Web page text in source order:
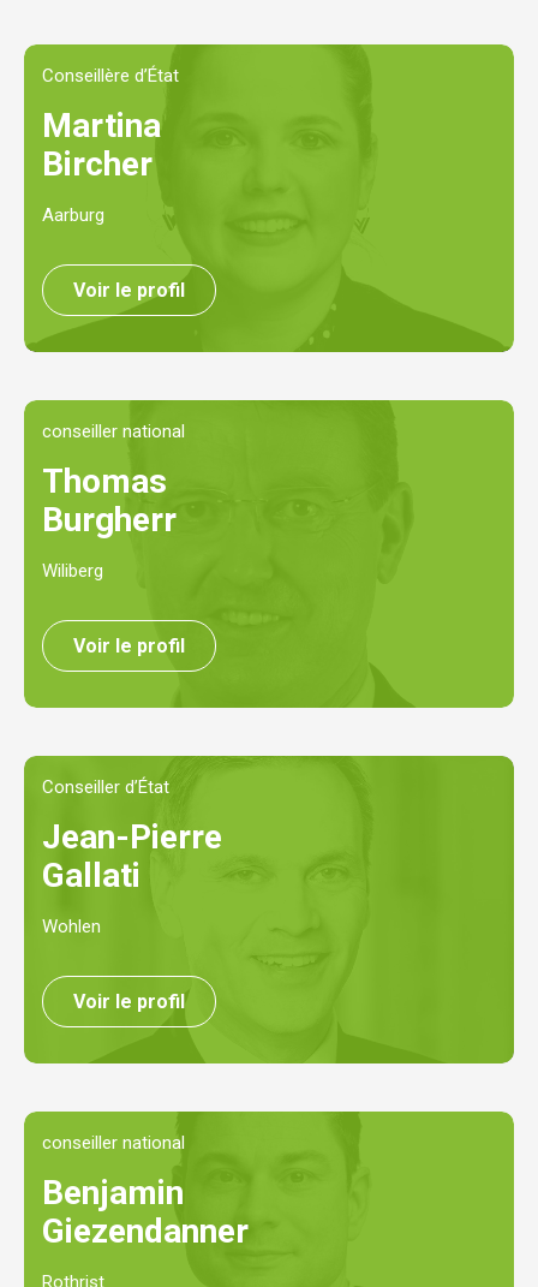
Conseillère d’État
Martina
Bircher
Aarburg
Voir le profil
conseiller national
Thomas
Burgherr
Wiliberg
Voir le profil
Conseiller d’État
Jean-Pierre
Gallati
Wohlen
Voir le profil
conseiller national
Benjamin
Giezendanner
Rothrist